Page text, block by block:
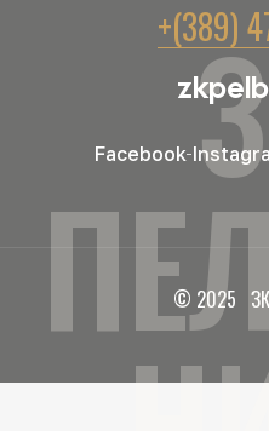
+(389)
Facebook
© 2025 ЗК